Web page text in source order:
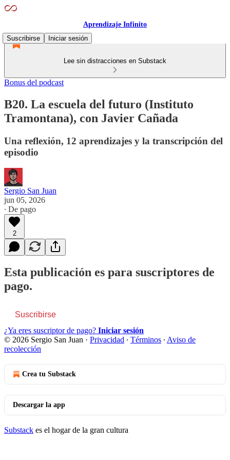
Aprendizaje Infinito
Suscribirse
Iniciar sesión
Lee sin distracciones en Substack
Bonus del podcast
B20. La escuela del futuro (Instituto
Tramontana), con Javier Cañada
Una reflexión, 12 aprendizajes y la transcripción del
episodio
Sergio San Juan
jun 05, 2026
∙ De pago
2
Esta publicación es para suscriptores de
pago.
Suscribirse
¿Ya eres suscriptor de pago? Iniciar sesión
© 2026 Sergio San Juan · Privacidad ∙ Términos ∙ Aviso de
recolección
Crea tu Substack
Descargar la app
Substack es el hogar de la gran cultura